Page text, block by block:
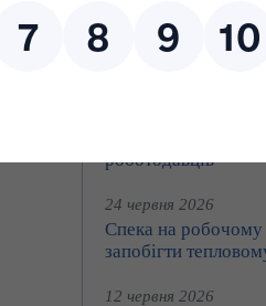
Головні
роботодавців
24 червня 2026
Спека на робочому
запобігти
12 червня 2026